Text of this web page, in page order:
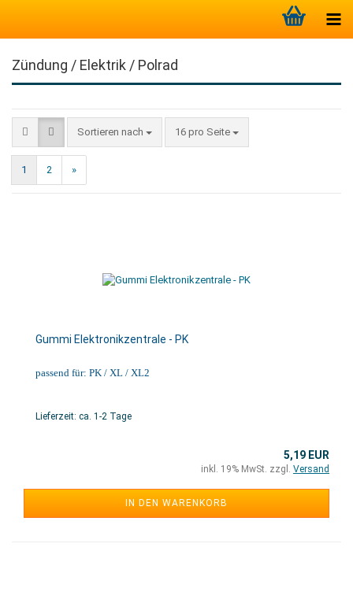
Zündung / Elektrik / Polrad
Sortieren nach 16 pro Seite
1 2 »
Gummi Elektronikzentrale - PK
passend für: PK / XL / XL2
Lieferzeit: ca. 1-2 Tage
5,19 EUR
inkl. 19% MwSt. zzgl. Versand
IN DEN WARENKORB